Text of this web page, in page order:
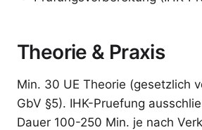
Theorie & Praxis
Min. 30 UE Theorie (gesetzlich
GbV §5). IHK-Pruefung
Dauer 100-250 Min. je nach